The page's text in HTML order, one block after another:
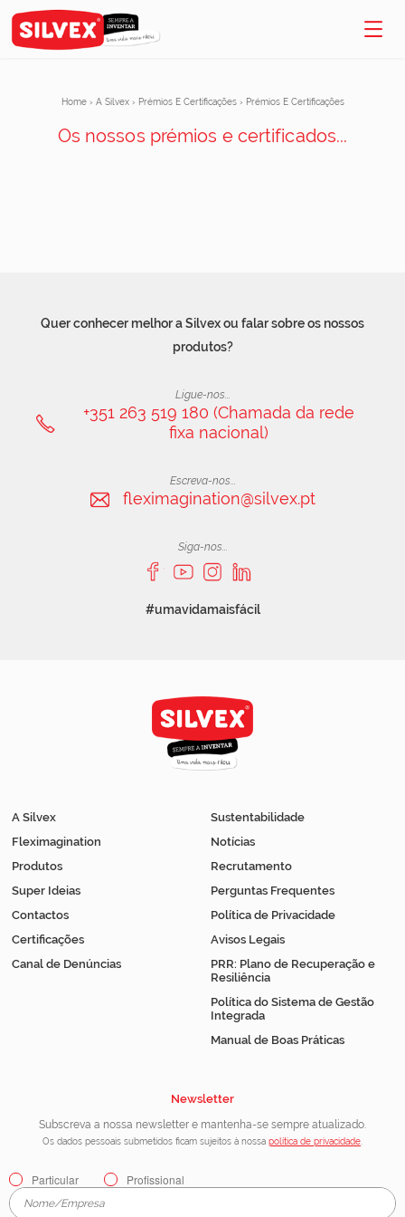
Home › A Silvex › Prémios E Certificações › Prémios E Certificações
Os nossos prémios e certificados...
Quer conhecer melhor a Silvex ou falar sobre os nossos
produtos?
Ligue-nos...
+351 263 519 180 (Chamada da rede
fixa nacional)
Escreva-nos...
fleximagination@silvex.pt
Siga-nos...
#umavidamaisfácil
A Silvex
Fleximagination
Produtos
Super Ideias
Contactos
Certificações
Canal de Denúncias
Sustentabilidade
Notícias
Recrutamento
Perguntas Frequentes
Política de Privacidade
Avisos Legais
PRR: Plano de Recuperação e
Resiliência
Política do Sistema de Gestão
Integrada
Manual de Boas Práticas
Newsletter
Subscreva a nossa newsletter e mantenha-se sempre atualizado.
Os dados pessoais submetidos ficam sujeitos à nossa política de privacidade
Particular Profissional